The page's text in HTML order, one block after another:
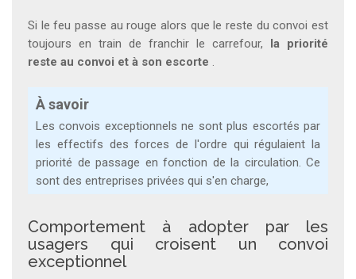
Si le feu passe au rouge alors que le reste du convoi est
toujours en train de franchir le carrefour, la priorité
reste au convoi et à son escorte .
À savoir
Les convois exceptionnels ne sont plus escortés par
les effectifs des forces de l'ordre qui régulaient la
priorité de passage en fonction de la circulation. Ce
sont des entreprises privées qui s'en charge,
Comportement à adopter par les
usagers qui croisent un convoi
exceptionnel